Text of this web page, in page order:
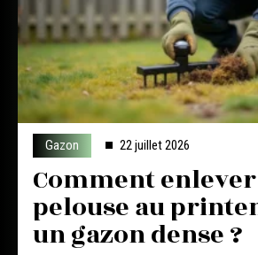
Gazon 22 juillet 2026
Comment
pelouse au
un gazon dense ?